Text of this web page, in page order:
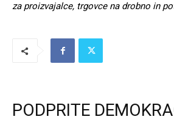
za proizvajalce, trgovce na drobno in
PODPRITE